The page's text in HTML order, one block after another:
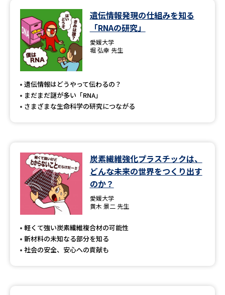
遺伝情報発現の仕組みを知る
「RNAの研究」
愛媛大学
堀 弘幸 先生
遺伝情報はどうやって伝わるの？
まだまだ謎が多い「RNA」
さまざまな生命科学の研究につながる
炭素繊維強化プラスチックは、
どんな未来の世界をつくり出す
のか？
愛媛大学
黄木 景二 先生
軽くて強い炭素繊維複合材の可能性
新材料の未知なる部分を知る
社会の安全、安心への貢献も